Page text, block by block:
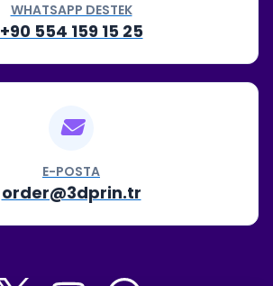
WHATSAPP DESTEK
+90 554 159 15 25
E-POSTA
order@3dprin.tr